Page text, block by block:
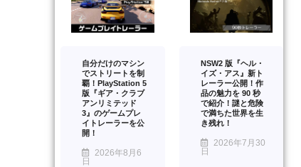
自分だけのマシン
でストリートを制
覇！PlayStation 5
版『ギア・クラブ
アンリミテッド
3』のゲームプレ
イトレーラーを公
開！
2026年8月6
日
NSW2 版『ヘル・
イズ・アス』新ト
レーラー公開！作
品の魅力を 90 秒
で紹介！謎と危険
で満ちた世界を生
き残れ！
2026年7月30
日